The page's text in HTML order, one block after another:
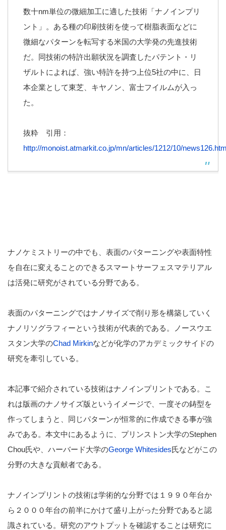
数十nm単位の微細加工に適した技術「ナノインプリ
ント」。ある種の印刷技術を使って樹脂表面などに
微細なパターンを転写する米国の大学発の先進技術
だ。同技術の特許出願状況を調査したパテント・リ
ザルトによれば、強い特許を持つ上位5社の中に、日
本企業として東芝、キヤノン、富士フイルムが入っ
た。
抜粋 引用：
http://monoist.atmarkit.co.jp/mn/articles/1212/10/
ナノケミストリーの中でも、表面のパターニングや表面特性
を自在に変えることのできるスマートサーフェスマテリアル
は活発に研究がされている分野である。
表面のパターニングではナノサイズで削り形を構築していく
ナノリソグラフィーという技術が代表的である。ノースウエ
スタン大学のChad Mirkinなどが化学のアカデミックサイドの
研究を牽引している。
本記事で紹介されている技術はナノインプリントである。こ
れは版画のナノサイズ版というイメージで、一度その鋳型を
作ってしまうと、同じパターンが恒常的に作成できる事が強
みである。本文中にあるように、プリンストン大学のStephen
Chou氏や、ハーバード大学のGeorge Whitesides氏などがこの
分野の大きな貢献者である。
ナノインプリントの技術は学術的な分野では１９９０年台か
ら２０００年台の前半にかけて盛り上がった分野であると認
識されている。研究のアウトプットを確認することは研究に